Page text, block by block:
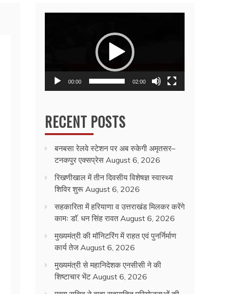
00:00 02:00
RECENT POSTS
बनबसा रेलवे स्टेशन पर अब रुकेगी अमृतसर–
टनकपुर एक्सप्रेस August 6, 2026
रिखणीखाल में तीन दिवसीय विशेषज्ञ स्वास्थ्य
शिविर शुरू August 6, 2026
सहकारिता में हरियाणा व उत्तराखंड मिलकर करेंगे
कामः डाॅ. धन सिंह रावत August 6, 2026
मुख्यमंत्री की मॉनिटरिंग में राहत एवं पुनर्निर्माण
कार्य तेज August 6, 2026
मुख्यमंत्री से महानिदेशक एनसीसी ने की
शिष्टाचार भेंट August 6, 2026